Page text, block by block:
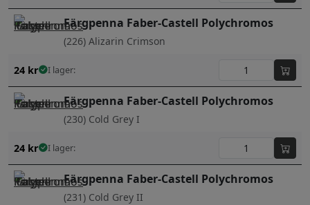
Färgpenna Faber-Castell Polychromos
(226) Alizarin Crimson
24 kr I lager:
Färgpenna Faber-Castell Polychromos
(230) Cold Grey I
24 kr I lager:
Färgpenna Faber-Castell Polychromos
(231) Cold Grey II